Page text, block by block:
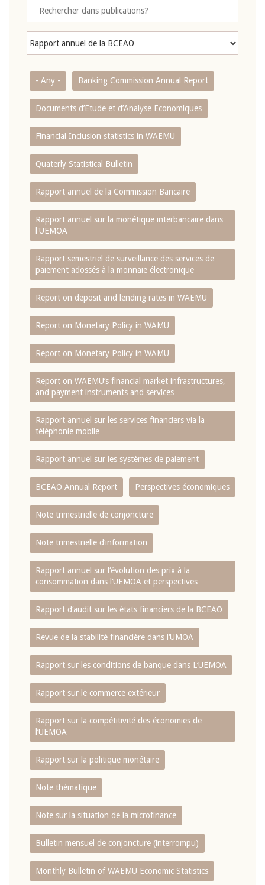
- Any - Banking Commission Annual Report
Documents d’Etude et d’Analyse Economiques
Financial Inclusion statistics in WAEMU
Quaterly Statistical Bulletin
Rapport annuel de la Commission Bancaire
Rapport annuel sur la monétique interbancaire dans
l'UEMOA
Rapport semestriel de surveillance des services de
paiement adossés à la monnaie électronique
Report on deposit and lending rates in WAEMU
Report on Monetary Policy in WAMU
Report on Monetary Policy in WAMU
Report on WAEMU’s financial market infrastructures,
and payment instruments and services
Rapport annuel sur les services financiers via la
téléphonie mobile
Rapport annuel sur les systèmes de paiement
BCEAO Annual Report Perspectives économiques
Note trimestrielle de conjoncture
Note trimestrielle d‘information
Rapport annuel sur l‘évolution des prix à la
consommation dans l‘UEMOA et perspectives
Rapport d‘audit sur les états financiers de la BCEAO
Revue de la stabilité financière dans l‘UMOA
Rapport sur les conditions de banque dans L‘UEMOA
Rapport sur le commerce extérieur
Rapport sur la compétitivité des économies de
l‘UEMOA
Rapport sur la politique monétaire
Note thématique
Note sur la situation de la microfinance
Bulletin mensuel de conjoncture (interrompu)
Monthly Bulletin of WAEMU Economic Statistics